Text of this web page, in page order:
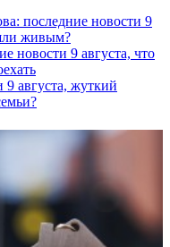
последние новости 9
живым?
новости 9 августа, что
9 августа, жуткий